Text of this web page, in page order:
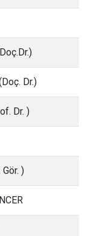
Dr.)
Dr. )
)